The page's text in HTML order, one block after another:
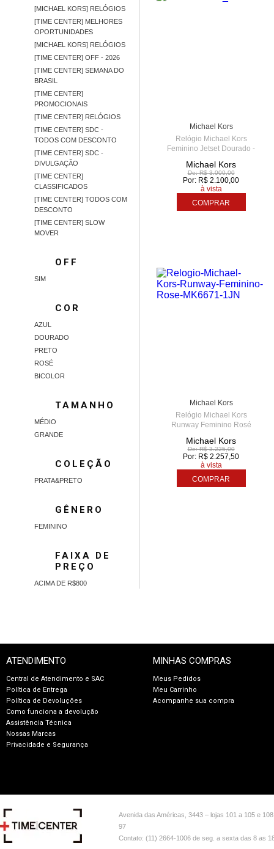
[MICHAEL KORS] RELÓGIOS
[TIME CENTER] MELHORES
OPORTUNIDADES
[MICHAEL KORS] RELÓGIOS
[TIME CENTER] OFF - 2026
[TIME CENTER] SEMANA DO
BRASIL
[TIME CENTER]
PROMOCIONAIS
[TIME CENTER] RELÓGIOS
[TIME CENTER] SDC -
TODOS COM DESCONTO
[TIME CENTER] SDC -
DIVULGAÇÃO
[TIME CENTER]
CLASSIFICADOS
[TIME CENTER] TODOS COM
DESCONTO
[TIME CENTER] SLOW
MOVER
OFF
SIM
COR
AZUL
DOURADO
PRETO
ROSÉ
BICOLOR
TAMANHO
MÉDIO
GRANDE
COLEÇÃO
PRATA&PRETO
GÊNERO
FEMININO
FAIXA DE
PREÇO
ACIMA DE R$800
Michael Kors
Relógio Michael Kors
Feminino Jetset Dourado -
Michael Kors
De: R$ 3.000,00
Por: R$ 2.100,00
à vista
COMPRAR
Michael Kors
Relógio Michael Kors
Runway Feminino Rosé
Michael Kors
De: R$ 3.225,00
Por: R$ 2.257,50
à vista
COMPRAR
ATENDIMENTO
Central de Atendimento e SAC
Política de Entrega
Política de Devoluções
Como funciona a devolução
Assistência Técnica
Nossas Marcas
Privacidade e Segurança
MINHAS COMPRAS
Meus Pedidos
Meu Carrinho
Acompanhe sua compra
Avenida das Américas, 3443 – lojas 101 a 105 e
97
Contato: (11) 2664-1006 de seg. a sexta das 8 as